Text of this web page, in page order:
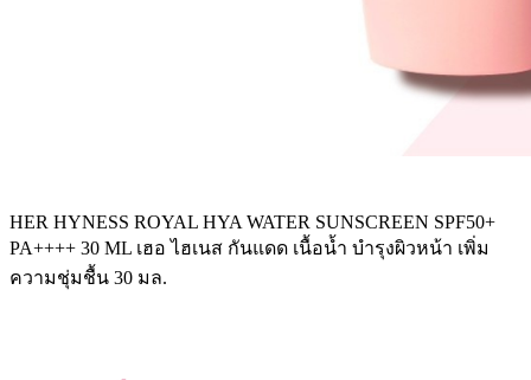
HER HYNESS ROYAL HYA WATER SUNSCREEN SPF50+
PA++++ 30 ML เฮอ ไฮเนส กันแดด เนื้อน้ำ บำรุงผิวหน้า เพิ่ม
ความชุ่มชื้น 30 มล.